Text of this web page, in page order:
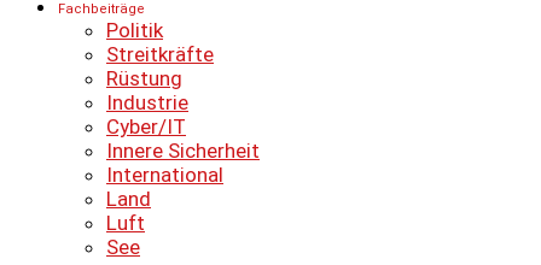
Fachbeiträge
Politik
Streitkräfte
Rüstung
Industrie
Cyber/IT
Innere Sicherheit
International
Land
Luft
See